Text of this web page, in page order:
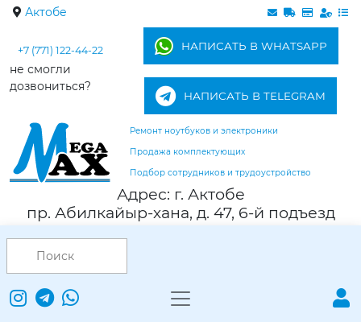
Актобе
+7 (771) 122-44-22
не смогли
дозвониться?
НАПИСАТЬ В WHATSAPP
НАПИСАТЬ В TELEGRAM
Ремонт ноутбуков и электроники
Продажа комплектующих
Подбор сотрудников и трудоустройство
Адрес: г. Актобе
пр. Абилкайыр-хана, д. 47, 6-й подъезд